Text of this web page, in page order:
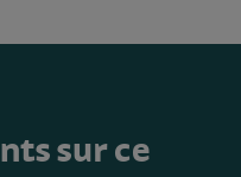
sur ce